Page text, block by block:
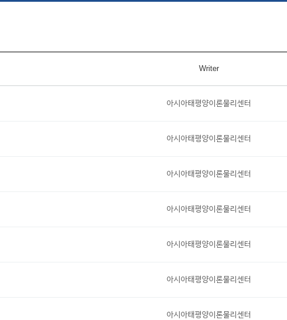
Writer
아시아태평양이론물리센터
아시아태평양이론물리센터
아시아태평양이론물리센터
아시아태평양이론물리센터
아시아태평양이론물리센터
아시아태평양이론물리센터
아시아태평양이론물리센터